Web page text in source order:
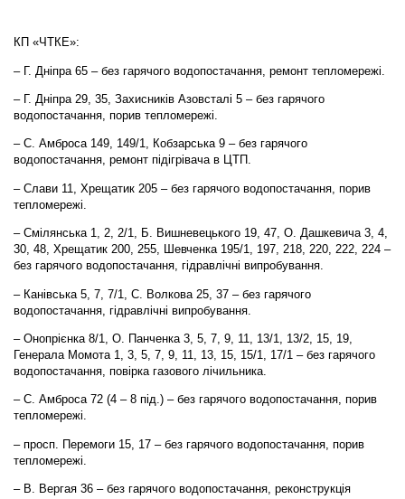
КП «ЧТКЕ»:
– Г. Дніпра 65 – без гарячого водопостачання, ремонт тепломережі.
– Г. Дніпра 29, 35, Захисників Азовсталі 5 – без гарячого
водопостачання, порив тепломережі.
– С. Амброса 149, 149/1, Кобзарська 9 – без гарячого
водопостачання, ремонт підігрівача в ЦТП.
– Слави 11, Хрещатик 205 – без гарячого водопостачання, порив
тепломережі.
– Смілянська 1, 2, 2/1, Б. Вишневецького 19, 47, О. Дашкевича 3, 4,
30, 48, Хрещатик 200, 255, Шевченка 195/1, 197, 218, 220, 222, 224 –
без гарячого водопостачання, гідравлічні випробування.
– Канівська 5, 7, 7/1, С. Волкова 25, 37 – без гарячого
водопостачання, гідравлічні випробування.
– Онопрієнка 8/1, О. Панченка 3, 5, 7, 9, 11, 13/1, 13/2, 15, 19,
Генерала Момота 1, 3, 5, 7, 9, 11, 13, 15, 15/1, 17/1 – без гарячого
водопостачання, повірка газового лічильника.
– С. Амброса 72 (4 – 8 під.) – без гарячого водопостачання, порив
тепломережі.
– просп. Перемоги 15, 17 – без гарячого водопостачання, порив
тепломережі.
– В. Вергая 36 – без гарячого водопостачання, реконструкція